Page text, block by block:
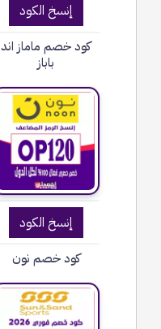
إنسخ الكود
كود خصم ماماز اند
باباز
إنسخ الكود
كود خصم نون